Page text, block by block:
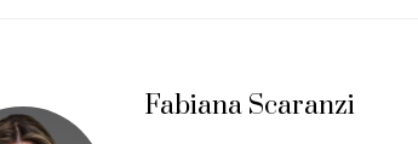
Fabiana Scaranzi